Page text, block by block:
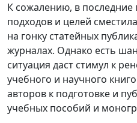
К сожалению, в
подходов и целей
на гонку статейных
журналах. Однако есть
ситуация даст стимул к
учебного и научного
авторов к подготовке и
учебных пособий и